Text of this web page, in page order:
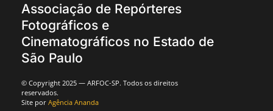
Associação de Repórteres
Fotográficos e
Cinematográficos no Estado de
São Paulo
© Copyright 2025 — ARFOC-SP. Todos os direitos
reservados.
Site por Agência Ananda